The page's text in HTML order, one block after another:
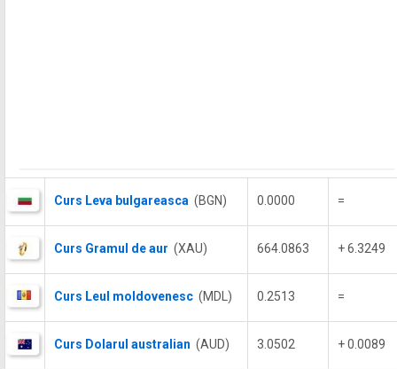
Curs Leva bulgareasca (BGN) 0.0000 =
Curs Gramul de aur (XAU) 664.0863 + 6.3249
Curs Leul moldovenesc (MDL) 0.2513 =
Curs Dolarul australian (AUD) 3.0502 + 0.0089